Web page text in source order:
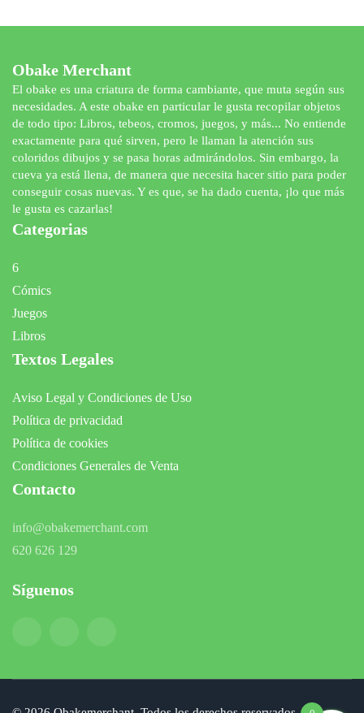
Obake Merchant
El obake es una criatura de forma cambiante, que muta según sus
necesidades. A este obake en particular le gusta recopilar objetos
de todo tipo: Libros, tebeos, cromos, juegos, y más... No entiende
exactamente para qué sirven, pero le llaman la atención sus
coloridos dibujos y se pasa horas admirándolos. Sin embargo, la
cueva ya está llena, de manera que necesita hacer sitio para poder
conseguir cosas nuevas. Y es que, se ha dado cuenta, ¡lo que más
le gusta es cazarlas!
Categorias
6
Cómics
Juegos
Libros
Textos Legales
Aviso Legal y Condiciones de Uso
Política de privacidad
Política de cookies
Condiciones Generales de Venta
Contacto
info@obakemerchant.com
620 626 129
Síguenos